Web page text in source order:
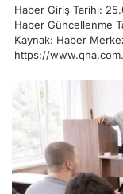
Haber Giriş Tarihi:
Haber Güncellenme
Kaynak: Haber
https://